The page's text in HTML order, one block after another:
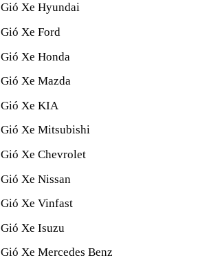
Xe Hyundai
Xe Ford
Xe Honda
Xe Mazda
Xe KIA
Xe Mitsubishi
Xe Chevrolet
Xe Nissan
Xe Vinfast
Xe Isuzu
Xe Mercedes Benz